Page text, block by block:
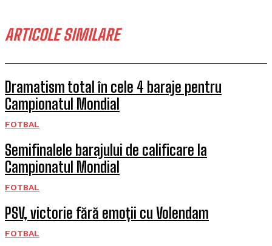
ARTICOLE SIMILARE
Dramatism total în cele 4 baraje pentru
Campionatul Mondial
FOTBAL
Semifinalele barajului de calificare la
Campionatul Mondial
FOTBAL
PSV, victorie fără emoții cu Volendam
FOTBAL